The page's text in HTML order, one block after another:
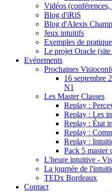
Vidéos
Blog d'iRiS
Blog d'Alexis
Jeux intuitifs
Exemples de
Le projet Oracle (site
Evénements
Prochaines
16 septembre
N1
Les Master Classes
Replay :
Replay : Les
Replay : État
Replay :
Replay :
Pack 5 master
L'heure intuitive -
La journée de
TEDx Bordeaux
Contact